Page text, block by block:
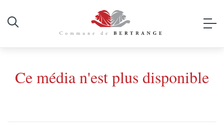
Ce média n'est plus disponible